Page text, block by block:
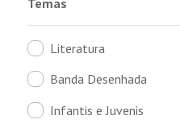
Literatura
Banda Desenhada
Infantis e Juvenis